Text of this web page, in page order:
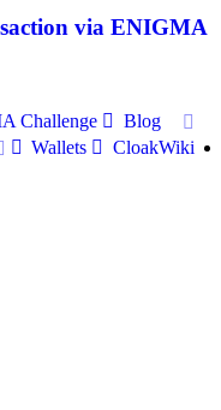
via ENIGMA
Challenge
Blog
Wallets CloakWiki